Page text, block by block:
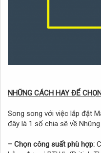
NHỮNG CÁCH HAY ĐỂ
Song song với việc lắp đặt
đây là 1 số chia sẽ về
– Chọn công suất phù hợp: